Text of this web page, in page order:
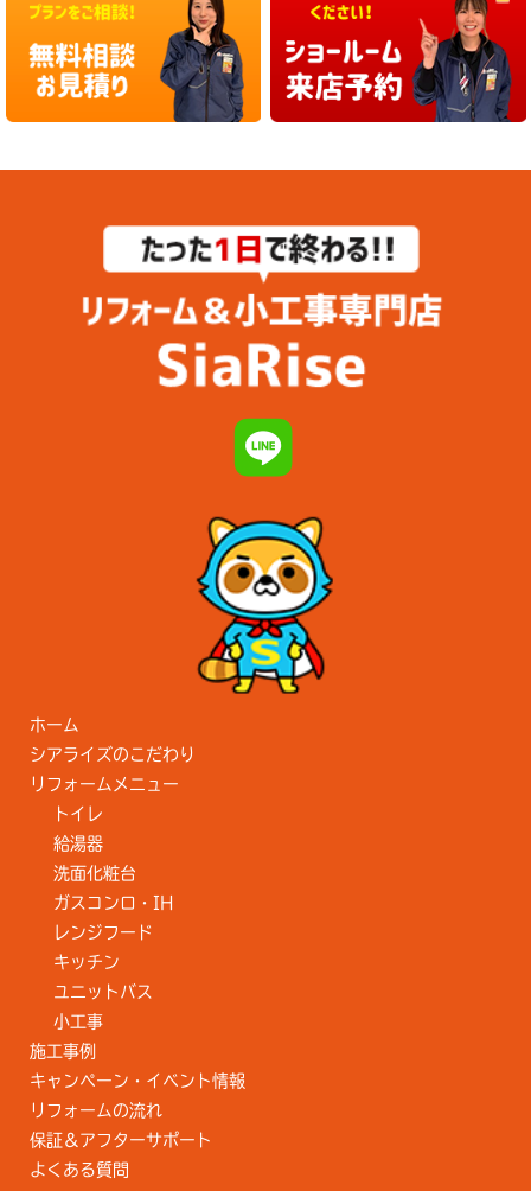
ホーム
シアライズのこだわり
リフォームメニュー
トイレ
給湯器
洗面化粧台
ガスコンロ・IH
レンジフード
キッチン
ユニットバス
小工事
施工事例
キャンペーン・イベント情報
リフォームの流れ
保証＆アフターサポート
よくある質問